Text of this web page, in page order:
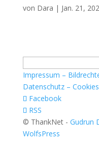
von Dara | Jan. 21,
nach:
Impressum –
Datenschutz –
Facebook
RSS
© ThankNet - Gudrun
WolfsPress